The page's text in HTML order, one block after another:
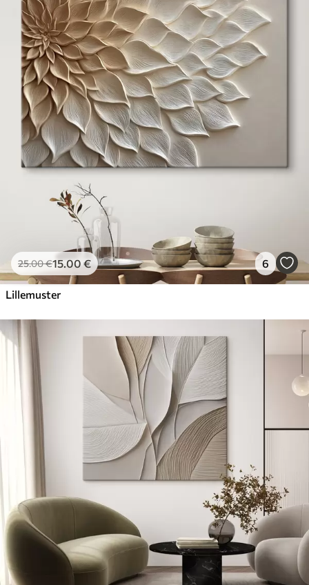
25.00€15.00 € 6
Lillemuster